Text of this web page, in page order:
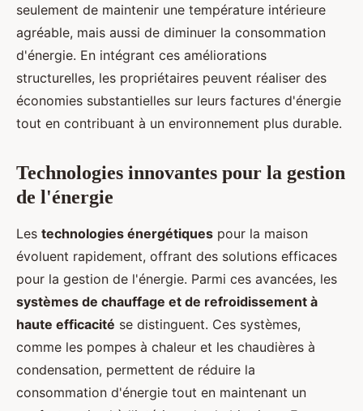
seulement de maintenir une température intérieure
agréable, mais aussi de diminuer la consommation
d'énergie. En intégrant ces améliorations
structurelles, les propriétaires peuvent réaliser des
économies substantielles sur leurs factures d'énergie
tout en contribuant à un environnement plus durable.
Technologies innovantes pour la gestion
de l'énergie
Les technologies énergétiques pour la maison
évoluent rapidement, offrant des solutions efficaces
pour la gestion de l'énergie. Parmi ces avancées, les
systèmes de chauffage et de refroidissement à
haute efficacité se distinguent. Ces systèmes,
comme les pompes à chaleur et les chaudières à
condensation, permettent de réduire la
consommation d'énergie tout en maintenant un